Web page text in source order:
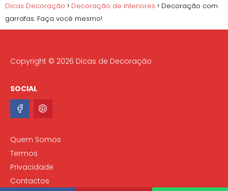
Dicas Decoração Decoração de Interiores
Decoração com
garrafas. Faça você mesmo!
Copyright © 2026 Dicas de Decoração
SOCIAL
Quem Somos
Termos
Privacidade
Contactos